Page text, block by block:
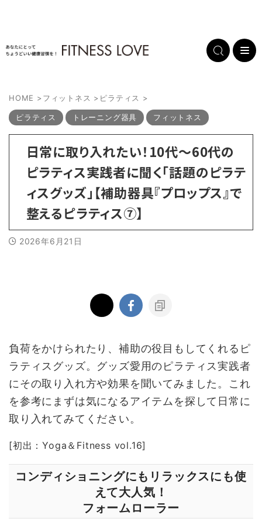
HOME >フィットネス > ピラティス >
ピラティス トレーニング器具 フィットネス
日常に取り入れたい！10代～60代の
ピラティス実践者に聞く「話題のピラテ
ィスグッズ」【補助器具『プロップス』で
整えるピラティス⑦】
2026年6月21日
負荷をかけられたり、補助の役目もしてくれるピ
ラティスグッズ。グッズ愛用のピラティス実践者
にその取り入れ方や効果を聞いてみました。これ
を参考にまずは気になるアイテムを探して日常に
取り入れてみてください。
[初出：Yoga＆Fitness vol.16]
コンディショニングにもリラックスにも使
えて大人気！
フォームローラー